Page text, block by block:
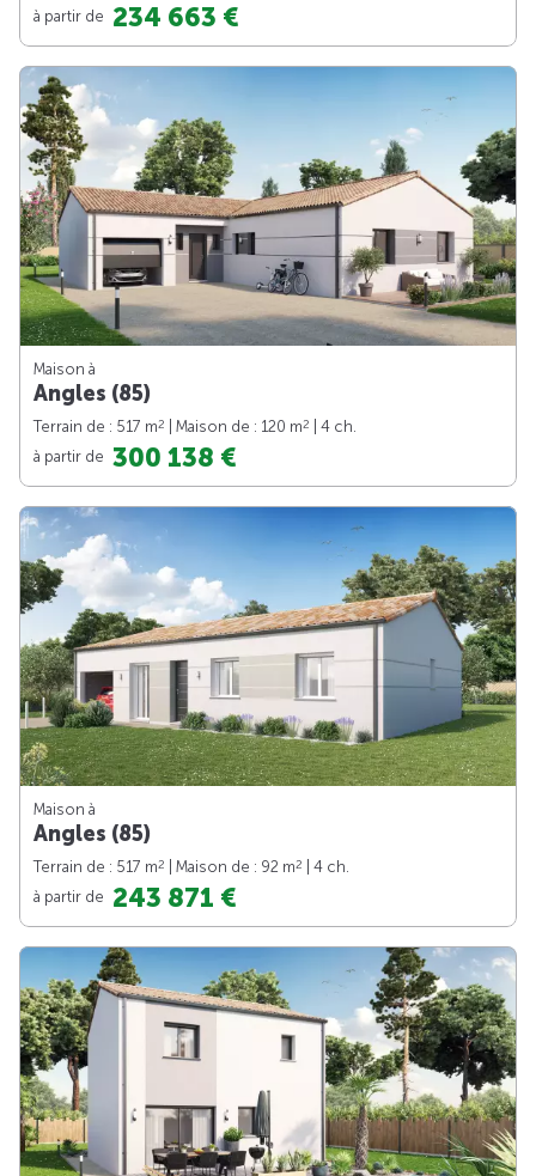
à partir de 234 663 €
Maison à
Angles (85)
Terrain de : 517 m2 | Maison de : 120 m2
| 4 ch.
à partir de 300 138 €
Maison à
Angles (85)
Terrain de : 517 m2 | Maison de : 92 m2
| 4 ch.
à partir de 243 871 €